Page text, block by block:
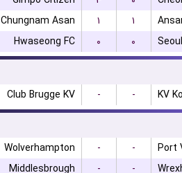
Chungnam Asan
۱ ۱
Hwaseong FC
۰ ۰
Club Brugge KV
- - KV
Wolverhampton
- - Port
Middlesbrough
- -